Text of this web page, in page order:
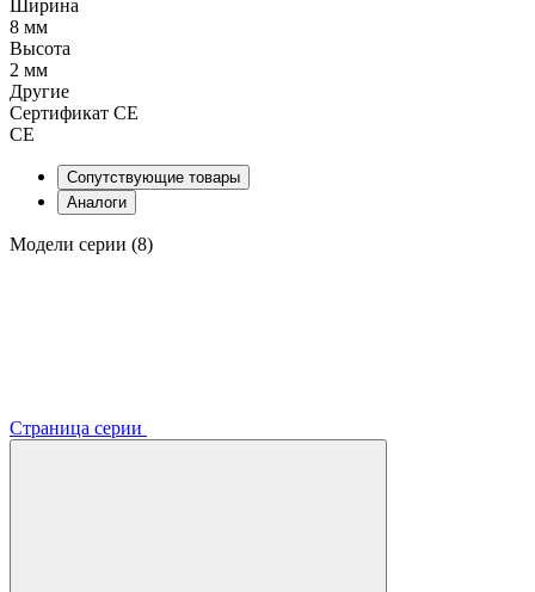
Ширина
8 мм
Высота
2 мм
Другие
Сертификат CE
CE
Сопутствующие товары
Аналоги
Модели серии (8)
Страница серии